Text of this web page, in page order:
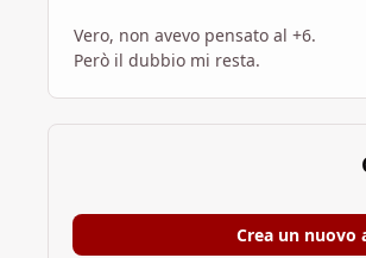
Vero, non avevo pensato al +6.
Però il dubbio mi resta.
Crea un nuovo